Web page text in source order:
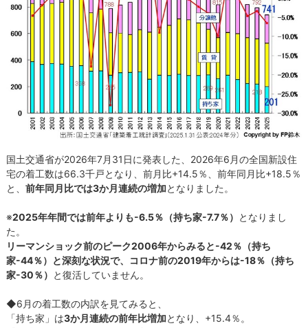
国土交通省が2026年7月31日に発表した、2026年6月の全国新設住
宅の着工数は66.3千戸となり、前月比+14.5％、前年同月比+18.5％
と、 前年同月比では3か月連続の増加となりました。
※2025年年間では前年よりも-6.5％（持ち家-7.7％） となりまし
た。
リーマンショック前のピーク2006年からみると-42％（持ち
家-44％）と深刻な状況で、コロナ前の2019年からは-18％（持ち
家-30％） と復活していません。
◆6月の着工数の内訳を見てみると、
「持ち家」は3か月連続の前年比増加となり、+15.4％。